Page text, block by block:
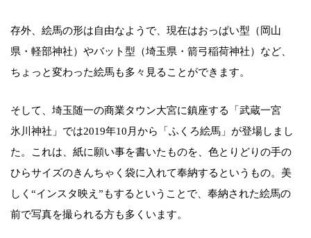
存外、絵馬の形は自由なようで、現在はおっぱい型（岡山
県・軽部神社）やバット型（埼玉県・箭弓稲荷神社）など、
ちょっと変わった絵馬も多々見ることができます。
そして、埼玉随一の商業タウン大宮に鎮座する「武蔵一宮
氷川神社」では2019年10月から「ふくろ絵馬」が登場しまし
た。これは、紙に願い事を書いたものを、色とりどりの手の
ひらサイズのきんちゃく袋に入れて奉納するというもの。美
しく“インスタ映え”もするということで、奉納された絵馬の
前で写真を撮られる方も多くいます。